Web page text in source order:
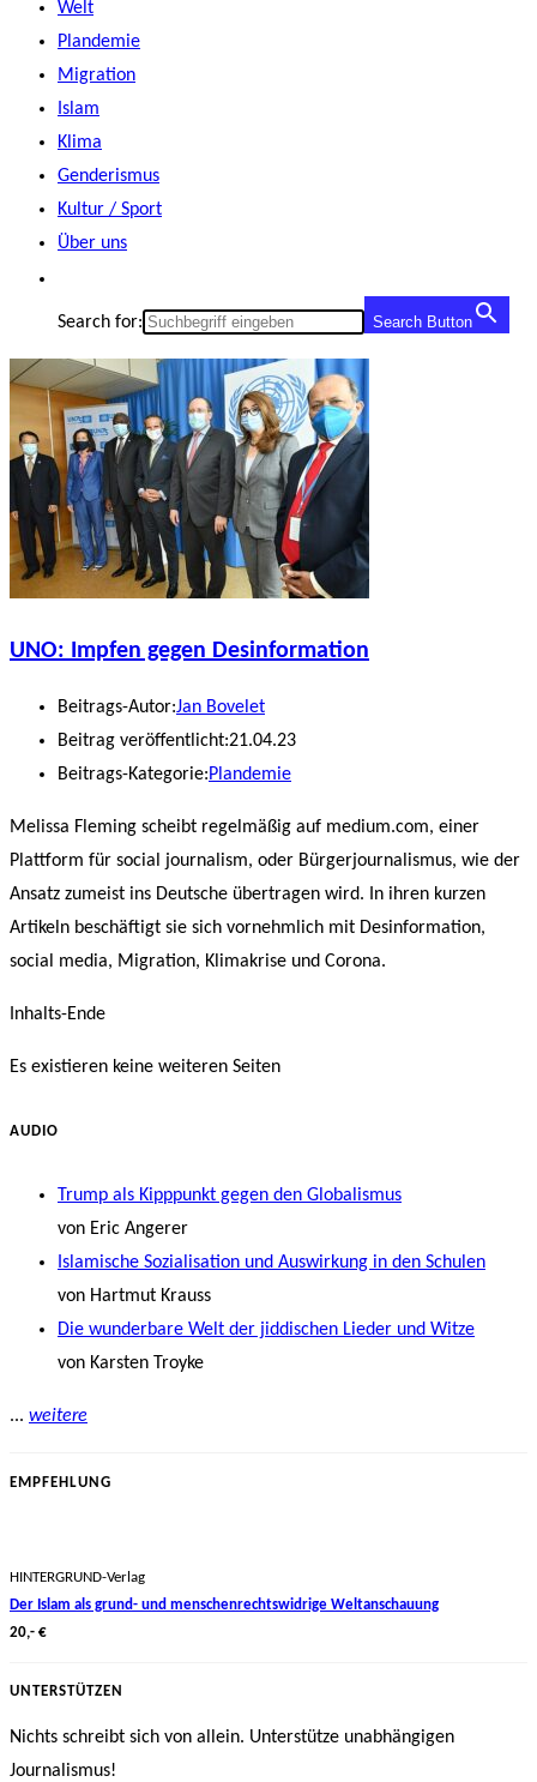
Welt
Plandemie
Migration
Islam
Klima
Genderismus
Kultur / Sport
Über uns
Search for: Search Button
UNO: Impfen gegen Desinformation
Beitrags-Autor:Jan Bovelet
Beitrag veröffentlicht:21.04.23
Beitrags-Kategorie:Plandemie
Melissa Fleming scheibt regelmäßig auf medium.com, einer
Plattform für social journalism, oder Bürgerjournalismus, wie der
Ansatz zumeist ins Deutsche übertragen wird. In ihren kurzen
Artikeln beschäftigt sie sich vornehmlich mit Desinformation,
social media, Migration, Klimakrise und Corona.
Inhalts-Ende
Es existieren keine weiteren Seiten
AUDIO
Trump als Kipppunkt gegen den Globalismus
von Eric Angerer
Islamische Sozialisation und Auswirkung in den Schulen
von Hartmut Krauss
Die wunderbare Welt der jiddischen Lieder und Witze
von Karsten Troyke
... weitere
EMPFEHLUNG
HINTERGRUND-Verlag
Der Islam als grund- und menschenrechtswidrige Weltanschauung
20,- €
UNTERSTÜTZEN
Nichts schreibt sich von allein. Unterstütze unabhängigen
Journalismus!